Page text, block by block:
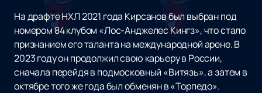
На драфте НХЛ 2021 года Кирсанов был выбран под
номером 84 клубом «Лос-Анджелес Кингз», что стало
признанием его таланта на международной арене. В
2023 году он продолжил свою карьеру в России,
сначала перейдя в подмосковный «Витязь», а затем в
октябре того же года был обменян в «Торпедо».